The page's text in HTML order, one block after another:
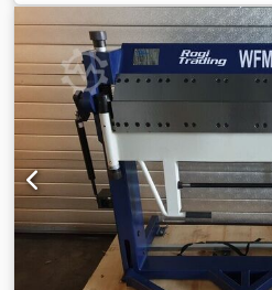
mm Profundidade: 820 mm
285 kg Características: -
para oficinas de caldeiraria e
Construção robusta com design
viga superior através de pedal,
para o material Cjdpfxsct Rzbj
para tarefas de dobra padrão -
para grande variedade de
relação qualidade-preço -
simples mediante alça
antiderrapante no pedal para
trabalho - Fácil ajuste da viga
espessura da chapa - Viga